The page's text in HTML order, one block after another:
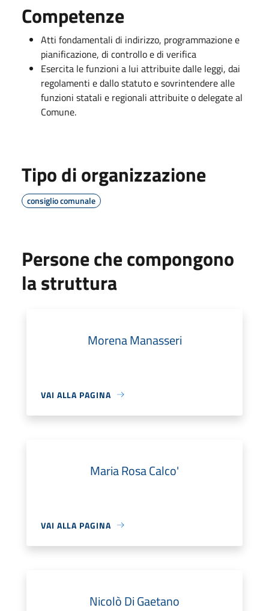
Competenze
Atti fondamentali di indirizzo, programmazione e
pianificazione, di controllo e di verifica
Esercita le funzioni a lui attribuite dalle leggi, dai
regolamenti e dallo statuto e sovrintendere alle
funzioni statali e regionali attribuite o delegate al
Comune.
Tipo di organizzazione
consiglio comunale
Persone che compongono
la struttura
Morena Manasseri
VAI ALLA PAGINA
Maria Rosa Calco'
VAI ALLA PAGINA
Nicolò Di Gaetano